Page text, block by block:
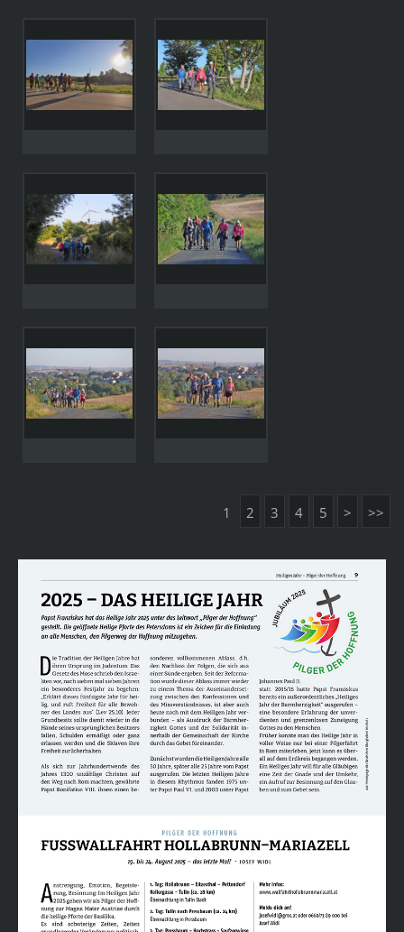
1 2 3 4 5 > >>